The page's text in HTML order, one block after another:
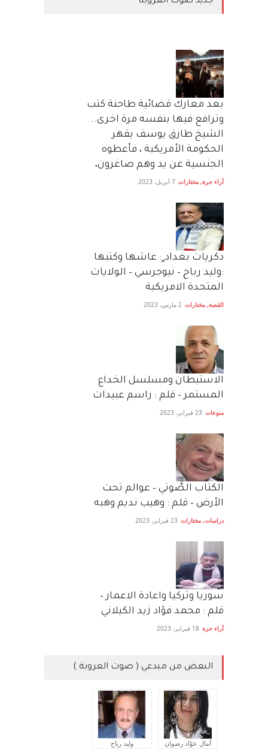
بعد معارك قضائية طاحنة كتب
وترافع فيها بنفسه مرة اخرى..
الشيخ طارق يوسف يقهر
الحكومة الأمريكية ، فأعطوه
الجنسية عن يد وهم صاغرون،
آراء حرة, مختارات 7 أبريل، 2023
دكريات بغداد ٍ: عاشها وكتبها
:وليد رباح – نيوجرسي – الولايات
المتحدة الامريكية
القصة, مختارات 2 مارس، 2023
الاستيطان ومسلسل الخداع
المستمر – قلم : راسم عبيدات
منوعات 23 فبراير، 2023
الكتاب الصَّوتي – عوالم تحت
الأرض – قلم : وهيب نديم وهبه
دراسات, مختارات 23 فبراير، 2023
سوريا وتركيا واعادة الاعمار –
قلم : محمد فؤاد زيد الكيلاني
آراء حرة 18 فبراير، 2023
البعض من مبدعي ( صوت العروبة )
آمال عوّاد رضوان وليد رباح